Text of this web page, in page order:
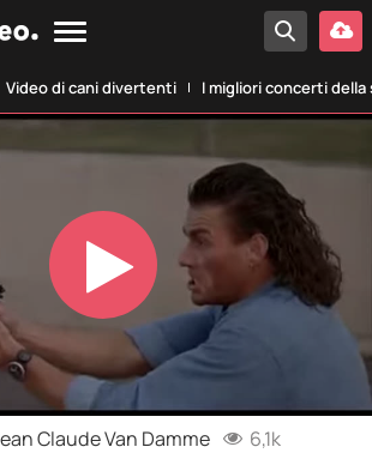
Video di cani divertenti I migliori concerti della
Play
Video
Claude Van Damme 6,1k